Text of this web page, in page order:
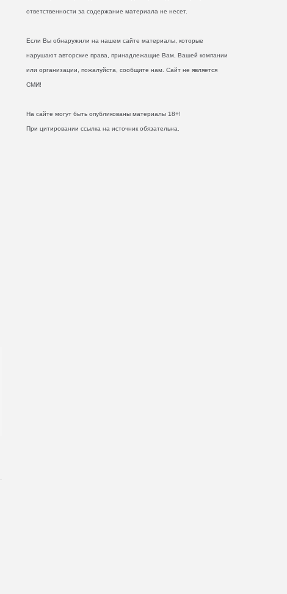
ответственности за содержание материала не несет.
Если Вы обнаружили на нашем сайте материалы, которые
нарушают авторские права, принадлежащие Вам, Вашей компании
или организации, пожалуйста, сообщите нам. Сайт не является
СМИ!
На сайте могут быть опубликованы материалы 18+!
При цитировании ссылка на источник обязательна.